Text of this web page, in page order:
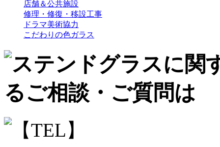
店舗＆公共施設
修理・修復・移設工事
ドラマ美術協力
こだわりの色ガラス